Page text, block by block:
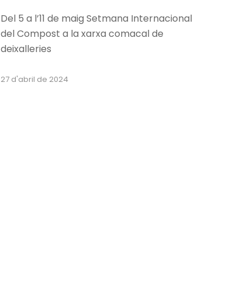
Del 5 a l’11 de maig Setmana Internacional
del Compost a la xarxa comacal de
deixalleries
27 d'abril de 2024